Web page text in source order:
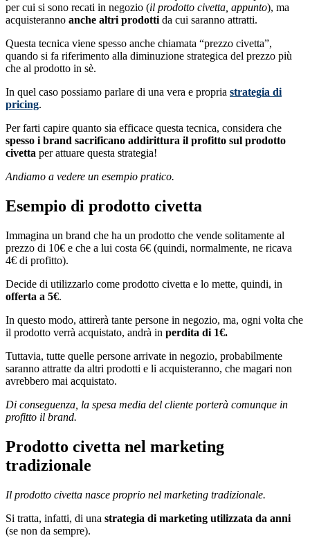
per cui si sono recati in negozio (il prodotto civetta, appunto), ma
acquisteranno anche altri prodotti da cui saranno attratti.
Questa tecnica viene spesso anche chiamata “prezzo civetta”,
quando si fa riferimento alla diminuzione strategica del prezzo più
che al prodotto in sè.
In quel caso possiamo parlare di una vera e propria strategia di
pricing.
Per farti capire quanto sia efficace questa tecnica, considera che
spesso i brand sacrificano addirittura il profitto sul prodotto
civetta per attuare questa strategia!
Andiamo a vedere un esempio pratico.
Esempio di prodotto civetta
Immagina un brand che ha un prodotto che vende solitamente al
prezzo di 10€ e che a lui costa 6€ (quindi, normalmente, ne ricava
4€ di profitto).
Decide di utilizzarlo come prodotto civetta e lo mette, quindi, in
offerta a 5€.
In questo modo, attirerà tante persone in negozio, ma, ogni volta che
il prodotto verrà acquistato, andrà in perdita di 1€.
Tuttavia, tutte quelle persone arrivate in negozio, probabilmente
saranno attratte da altri prodotti e li acquisteranno, che magari non
avrebbero mai acquistato.
Di conseguenza, la spesa media del cliente porterà comunque in
profitto il brand.
Prodotto civetta nel marketing
tradizionale
Il prodotto civetta nasce proprio nel marketing tradizionale.
Si tratta, infatti, di una strategia di marketing utilizzata da anni
(se non da sempre).